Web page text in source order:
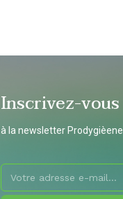
Inscrivez-vous
à la newsletter Prodygièene